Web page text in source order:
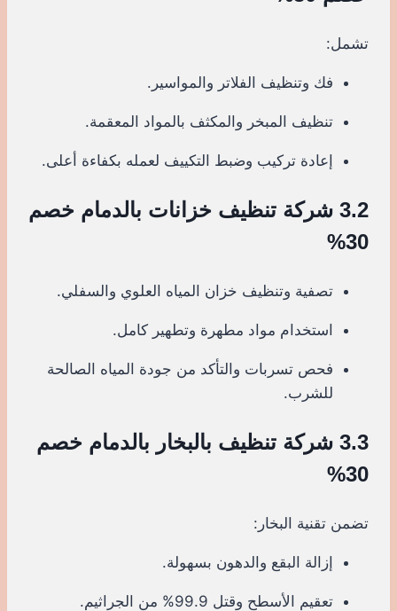
تشمل:
فك وتنظيف الفلاتر والمواسير.
تنظيف المبخر والمكثف بالمواد المعقمة.
إعادة تركيب وضبط التكييف لعمله بكفاءة أعلى.
3.2 شركة تنظيف خزانات بالدمام خصم
30%
تصفية وتنظيف خزان المياه العلوي والسفلي.
استخدام مواد مطهرة وتطهير كامل.
فحص تسربات والتأكد من جودة المياه الصالحة
للشرب.
3.3 شركة تنظيف بالبخار بالدمام خصم
30%
تضمن تقنية البخار:
إزالة البقع والدهون بسهولة.
تعقيم الأسطح وقتل 99.9% من الجراثيم.